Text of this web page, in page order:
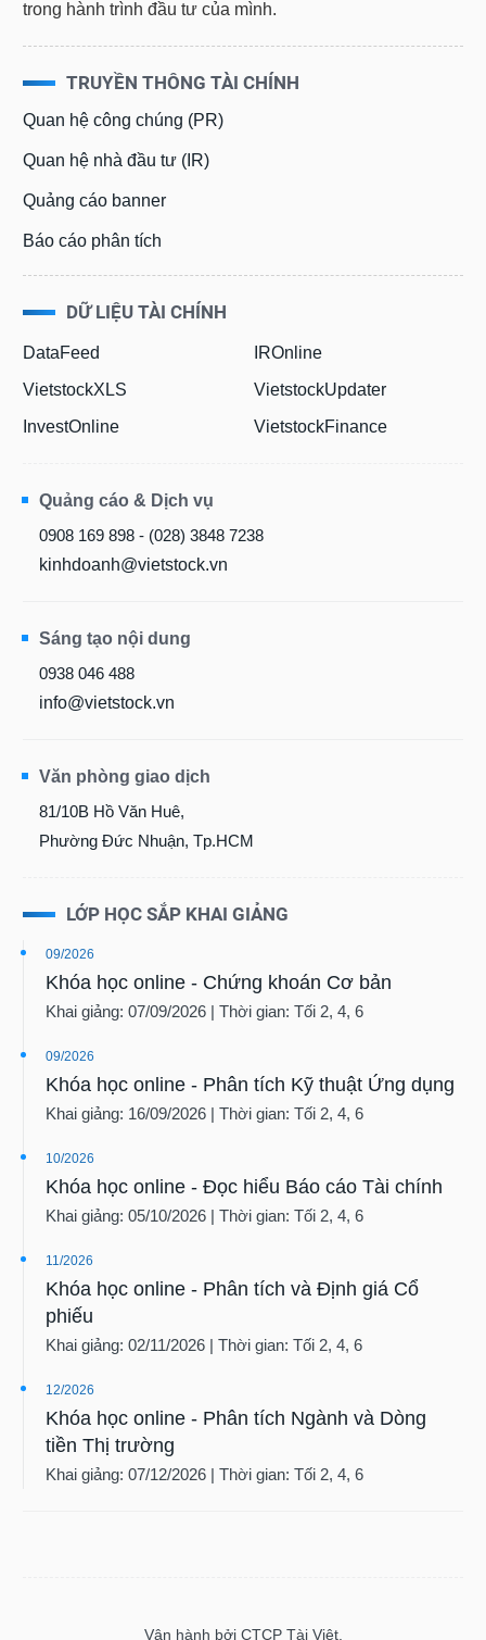
trong hành trình đầu tư của mình.
TRUYỀN THÔNG TÀI CHÍNH
Quan hệ công chúng (PR)
Quan hệ nhà đầu tư (IR)
Quảng cáo banner
Báo cáo phân tích
DỮ LIỆU TÀI CHÍNH
DataFeed
VietstockXLS
InvestOnline
IROnline
VietstockUpdater
VietstockFinance
Quảng cáo & Dịch vụ
0908 169 898 - (028) 3848 7238
kinhdoanh@vietstock.vn
Sáng tạo nội dung
0938 046 488
info@vietstock.vn
Văn phòng giao dịch
81/10B Hồ Văn Huê,
Phường Đức Nhuận, Tp.HCM
LỚP HỌC SẮP KHAI GIẢNG
09/2026
Khóa học online - Chứng khoán Cơ bản
Khai giảng: 07/09/2026 | Thời gian: Tối 2, 4, 6
09/2026
Khóa học online - Phân tích Kỹ thuật Ứng dụng
Khai giảng: 16/09/2026 | Thời gian: Tối 2, 4, 6
10/2026
Khóa học online - Đọc hiểu Báo cáo Tài chính
Khai giảng: 05/10/2026 | Thời gian: Tối 2, 4, 6
11/2026
Khóa học online - Phân tích và Định giá Cổ
phiếu
Khai giảng: 02/11/2026 | Thời gian: Tối 2, 4, 6
12/2026
Khóa học online - Phân tích Ngành và Dòng
tiền Thị trường
Khai giảng: 07/12/2026 | Thời gian: Tối 2, 4, 6
Vận hành bởi CTCP Tài Việt.